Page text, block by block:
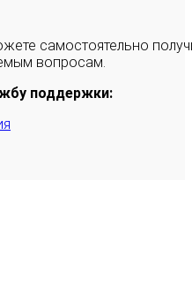
самостоятельно
вопросам.
поддержки: